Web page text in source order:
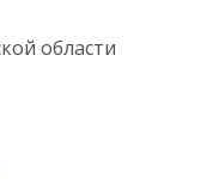
области